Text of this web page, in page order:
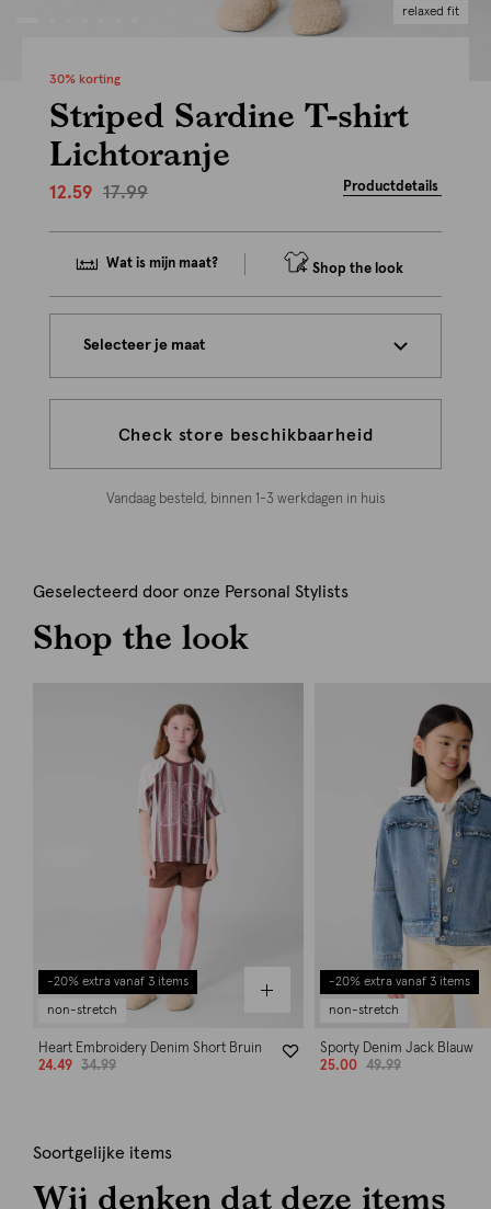
relaxed fit
30% korting
Striped Sardine T-shirt
Lichtoranje
12.59 17.99 Productdetails
Wat is mijn maat? Shop the look
Selecteer je maat
Check store beschikbaarheid
Vandaag besteld, binnen 1-3 werkdagen in huis
Geselecteerd door onze Personal Stylists
Shop the look
-20% extra vanaf 3 items
non-stretch
Heart Embroidery Denim Short Bruin
24.49
34.99
-20% extra vanaf 3 items
non-stretch
Sporty Denim Jack Blauw
25.00
49.99
Soortgelijke items
Wij denken dat deze items